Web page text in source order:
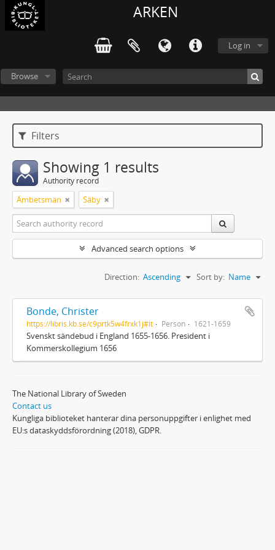
ARKEN
Log in
Browse
Filters
Showing 1 results
Authority record
Ämbetsmän Säby
Advanced search options
Sort by: Name
Direction: Ascending
Bonde, Christer
https://libris.kb.se/c9prtk5w4frxk1j#it Person 1621-1659
Svenskt sändebud i England 1655-1656. President i
Kommerskollegium 1656
The National Library of Sweden
Contact us
Kungliga biblioteket hanterar dina personuppgifter i enlighet med
EU:s dataskyddsförordning (2018), GDPR.